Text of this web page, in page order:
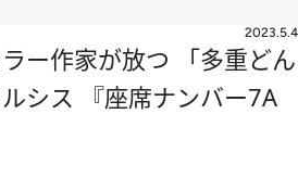
2023.5.4
ー作家が放つ 「多重どん
シス 『座席ナンバー7A